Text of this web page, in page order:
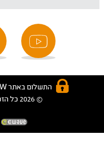
התשלום באתר WOW מאובטח בטכנולוגית SSL
© 2026 כל הזכויות שמורות